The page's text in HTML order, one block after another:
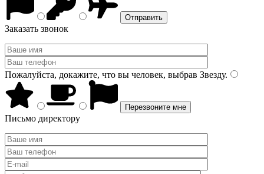
Заказать звонок
Пожалуйста, докажите, что вы человек, выбрав Звезду.
Письмо директору